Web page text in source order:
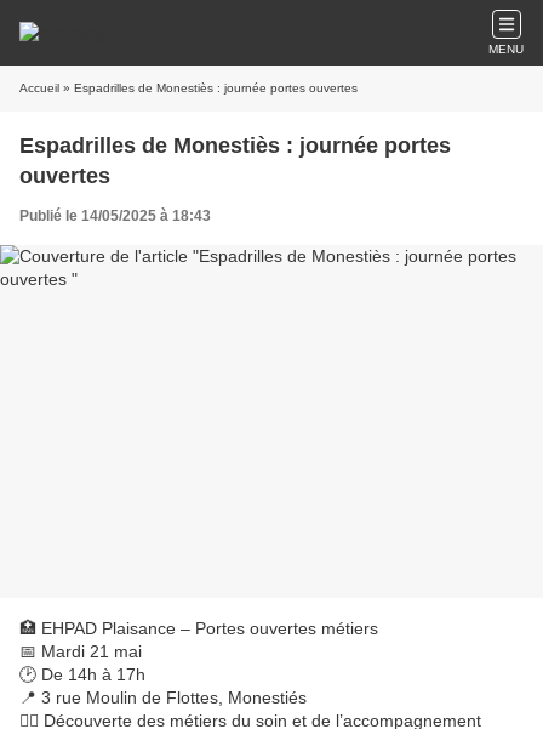
MENU
Accueil » Espadrilles de Monestiès : journée portes ouvertes
Espadrilles de Monestiès : journée portes
ouvertes
Publié le 14/05/2025 à 18:43
🏥 EHPAD Plaisance – Portes ouvertes métiers
📅 Mardi 21 mai
🕑 De 14h à 17h
📍 3 rue Moulin de Flottes, Monestiés
👩‍⚕️ Découverte des métiers du soin et de l’accompagnement